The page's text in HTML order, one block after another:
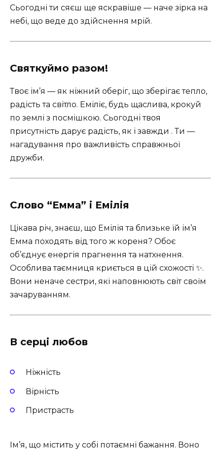
Сьогодні ти сяєш ще яскравіше — наче зірка на
небі, що веде до здійснення мрій.
Святкуймо разом!
Твоє ім’я — як ніжний оберіг, що зберігає тепло,
радість та світло. Еміліє, будь щаслива, крокуй
по землі з посмішкою. Сьогодні твоя
присутність дарує радість, як і завжди . Ти —
нагадування про важливість справжньої
дружби.
Слово “Емма” і Емілія
Цікава річ, знаєш, що Емілія та близьке їй ім’я
Емма походять від того ж кореня? Обоє
об’єднує енергія прагнення та натхнення.
Особлива таємниця криється в цій схожості ✨.
Вони неначе сестри, які наповнюють світ своїм
зачаруванням.
В серці любов
Ніжність
Вірність
Пристрасть
Ім’я, що містить у собі потаємні бажання. Воно